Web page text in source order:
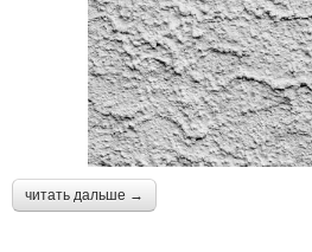
читать дальше →